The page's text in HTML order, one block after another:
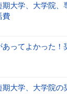
期大学、大学院、
費
あってよかった！
期大学、大学院の